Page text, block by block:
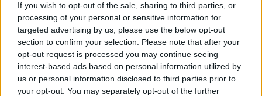
If you wish to opt-out of the sale, sharing to third parties, or
processing of your personal or sensitive information for
targeted advertising by us, please use the below opt-out
section to confirm your selection. Please note that after your
opt-out request is processed you may continue seeing
interest-based ads based on personal information utilized by
us or personal information disclosed to third parties prior to
your opt-out. You may separately opt-out of the further
2022
Borussia
Dortmund
5-0 Stoccarda
Stoccarda 0-2
Borussia
Dortmund